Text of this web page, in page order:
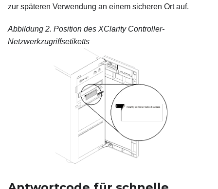
zur späteren Verwendung an einem sicheren Ort auf.
Abbildung 2. Position des XClarity Controller-
Netzwerkzugriffsetiketts